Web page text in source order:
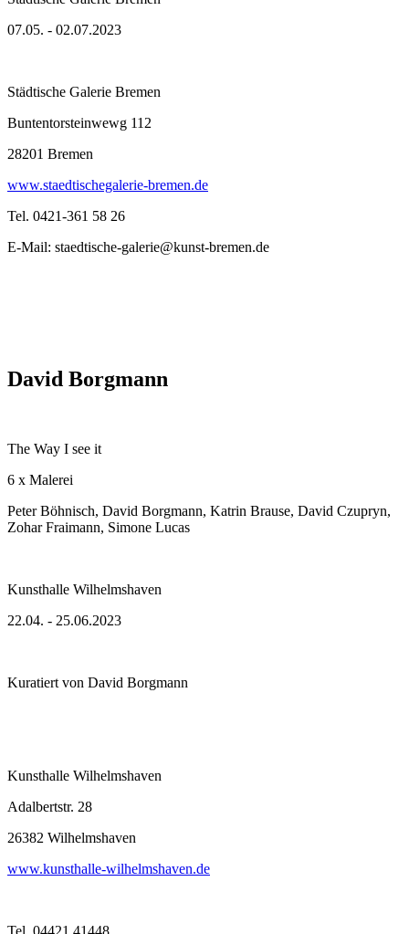
07.05. - 02.07.2023
Städtische Galerie Bremen
Buntentorsteinwewg 112
28201 Bremen
www.staedtischegalerie-bremen.de
Tel. 0421-361 58 26
E-Mail: staedtische-galerie@kunst-bremen.de
David Borgmann
The Way I see it
6 x Malerei
Peter Böhnisch, David Borgmann, Katrin Brause, David Czupryn,
Zohar Fraimann, Simone Lucas
Kunsthalle Wilhelmshaven
22.04. - 25.06.2023
Kuratiert von David Borgmann
Kunsthalle Wilhelmshaven
Adalbertstr. 28
26382 Wilhelmshaven
www.kunsthalle-wilhelmshaven.de